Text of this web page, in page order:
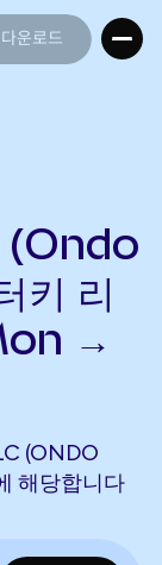
운로드
키 리
→
(ONDO
해당합니다